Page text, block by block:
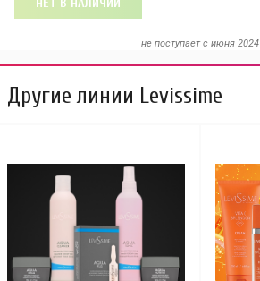
НЕТ В НАЛИЧИИ
не поступает c июня 2024
Другие линии Levissime